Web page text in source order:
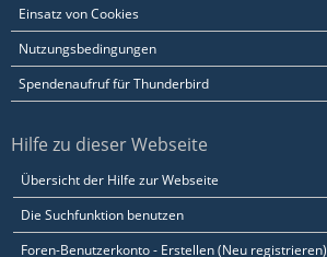
Einsatz von Cookies
Nutzungsbedingungen
Spendenaufruf für Thunderbird
Hilfe zu dieser Webseite
Übersicht der Hilfe zur Webseite
Die Suchfunktion benutzen
Foren-Benutzerkonto - Erstellen (Neu registrieren)